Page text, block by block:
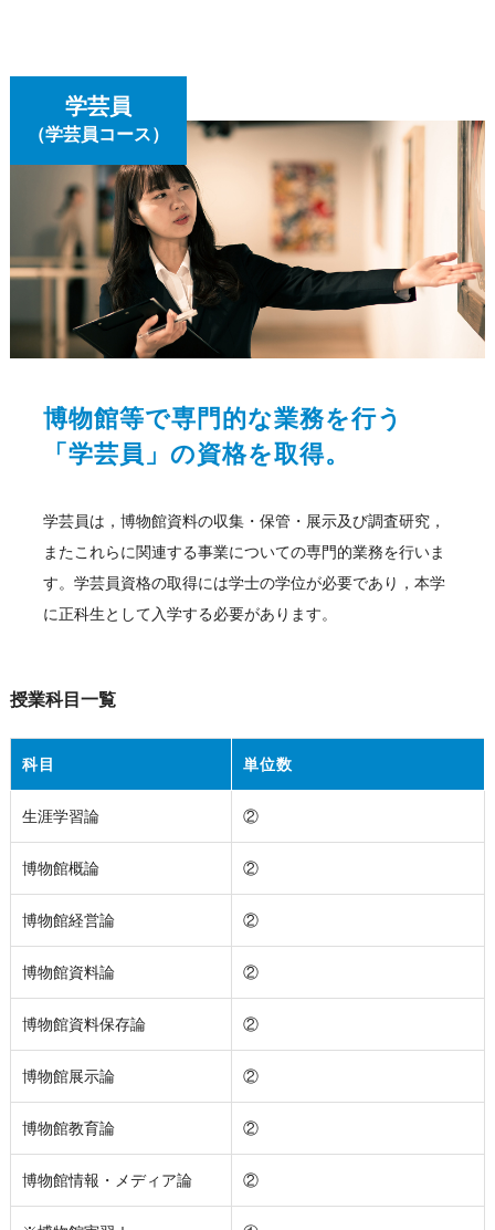
学芸員
（学芸員コース）
博物館等で専門的な業務を行う
「学芸員」の資格を取得。
学芸員は，博物館資料の収集・保管・展示及び調査研究，
またこれらに関連する事業についての専門的業務を行いま
す。学芸員資格の取得には学士の学位が必要であり，本学
に正科生として入学する必要があります。
授業科目一覧
科目 単位数
生涯学習論 ②
博物館概論 ②
博物館経営論 ②
博物館資料論 ②
博物館資料保存論 ②
博物館展示論 ②
博物館教育論 ②
博物館情報・メディア論 ②